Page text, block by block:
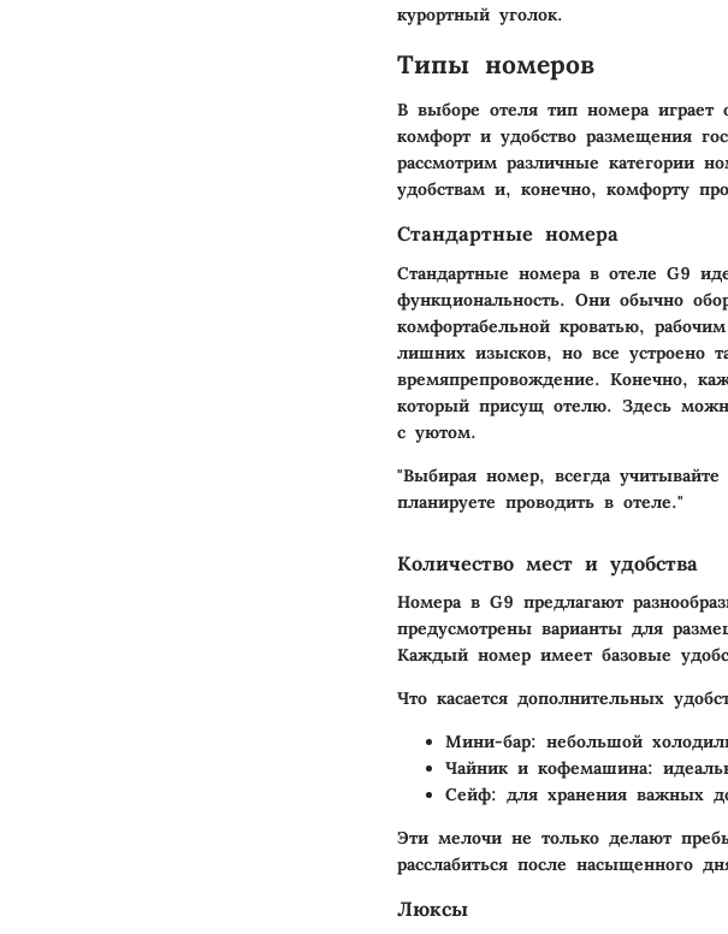
курортный уголок.
Типы номеров
В выборе отеля тип номера
комфорт и удобство размещения
рассмотрим различные категории
удобствам и, конечно, комфорту
Стандартные номера
Стандартные номера в отеле G9
функциональность. Они обычно
комфортабельной кроватью,
лишних изысков, но все устроено
времяпрепровождение. Конечно,
который присущ отелю. Здесь
с уютом.
"Выбирая номер, всегда
планируете проводить в отеле."
Количество мест и удобства
Номера в G9 предлагают
предусмотрены варианты для
Каждый номер имеет базовые
Что касается дополнительных
Мини-бар: небольшой
Чайник и кофемашина:
Сейф: для хранения важных
Эти мелочи не только делают
расслабиться после насыщенного
Люксы